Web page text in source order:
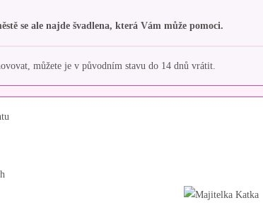
se ale najde švadlena, která Vám může pomoci.
můžete je v původním stavu do 14 dnů vrátit.